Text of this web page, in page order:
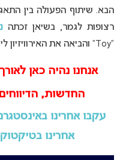
רצופות לגמר, בשיאן זכתה
אנחנו נהיה כאן
החדשות, הדיווחים
עקבו אחרינו
אחרינו בטיקטוק